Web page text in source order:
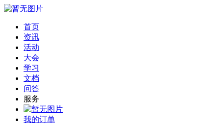
首页
资讯
活动
大会
学习
文档
问答
服务
我的订单